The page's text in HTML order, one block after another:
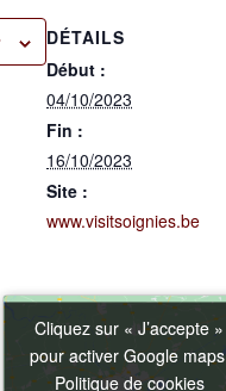
DÉTAILS
Début :
04/10/2023
Fin :
16/10/2023
Site :
www.visitsoignies.be
Cliquez sur « J’accepte »
pour activer Google maps
Politique de cookies
Cliquez sur « J’accepte »
pour activer Google maps
Politique de cookies